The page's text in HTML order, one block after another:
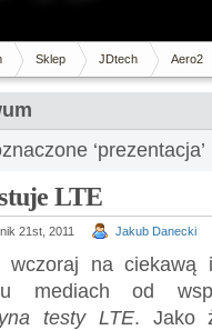
Sklep JDtech Aero2
‘prezentacja’
LTE
21st, 2011 Jakub Danecki
wczoraj na ciekawą
mediach od
testy LTE. Jako